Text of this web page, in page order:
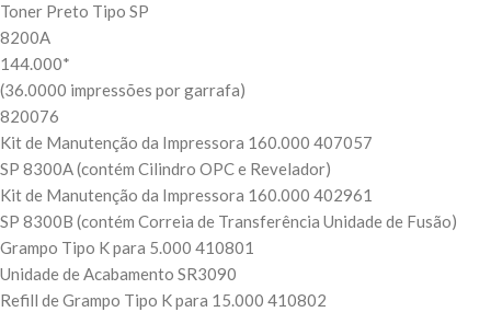
Toner Preto Tipo SP
8200A
144.000*
(36.0000 impressões por garrafa)
820076
Kit de Manutenção da Impressora 160.000 407057
SP 8300A (contém Cilindro OPC e Revelador)
Kit de Manutenção da Impressora 160.000 402961
SP 8300B (contém Correia de Transferência Unidade de Fusão)
Grampo Tipo K para 5.000 410801
Unidade de Acabamento SR3090
Refill de Grampo Tipo K para 15.000 410802